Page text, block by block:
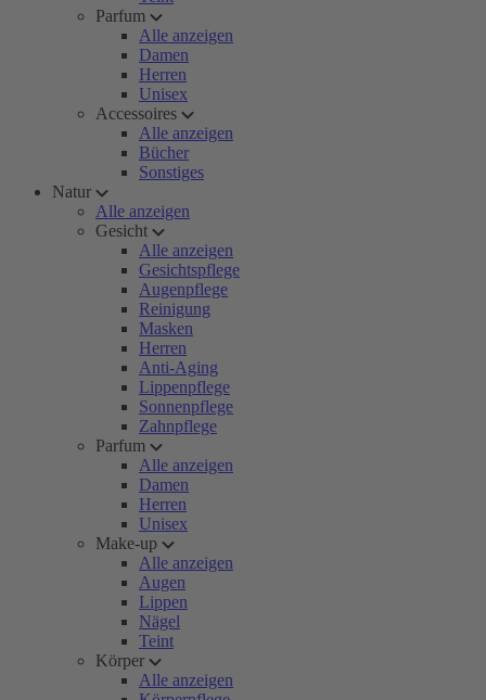
Parfum
Alle anzeigen
Damen
Herren
Unisex
Accessoires
Alle anzeigen
Bücher
Sonstiges
Natur
Alle anzeigen
Gesicht
Alle anzeigen
Gesichtspflege
Augenpflege
Reinigung
Masken
Herren
Anti-Aging
Lippenpflege
Sonnenpflege
Zahnpflege
Parfum
Alle anzeigen
Damen
Herren
Unisex
Make-up
Alle anzeigen
Augen
Lippen
Nägel
Teint
Körper
Alle anzeigen